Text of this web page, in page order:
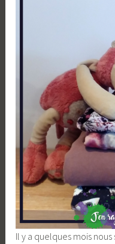
Il y a quelques mois